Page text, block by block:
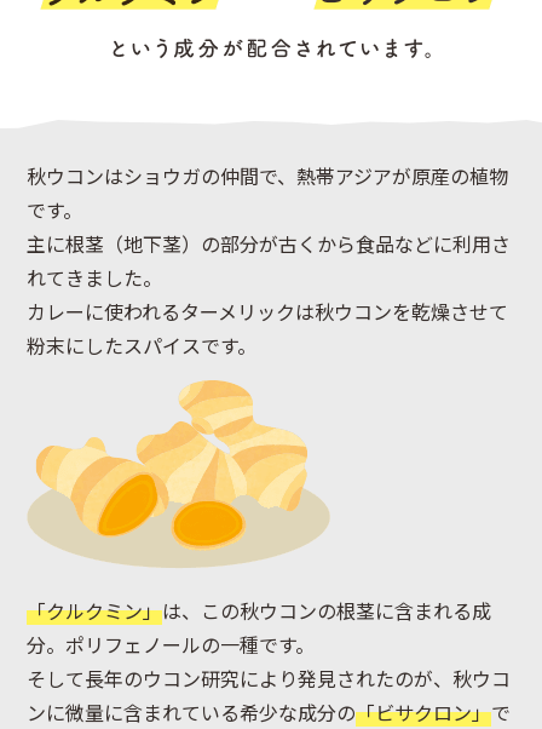
秋ウコンはショウガの仲間で、熱帯アジアが原産の植物
です。
主に根茎（地下茎）の部分が古くから食品などに利用さ
れてきました。
カレーに使われるターメリックは秋ウコンを乾燥させて
粉末にしたスパイスです。
「クルクミン」は、この秋ウコンの根茎に含まれる成
分。ポリフェノールの一種です。
そして長年のウコン研究により発見されたのが、秋ウコ
ンに微量に含まれている希少な成分の「ビサクロン」で